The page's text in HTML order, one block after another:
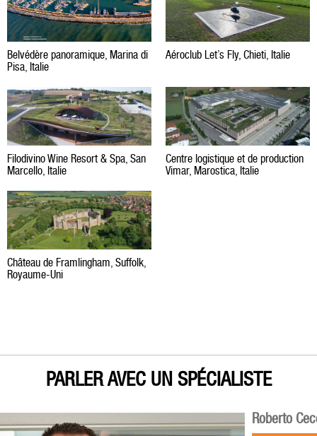
Belvédère panoramique, Marina di
Pisa, Italie
Aéroclub Let’s Fly, Chieti, Italie
Filodivino Wine Resort & Spa, San
Marcello, Italie
Centre logistique et de production
Vimar, Marostica, Italie
Château de Framlingham, Suffolk,
Royaume-Uni
PARLER AVEC UN SPÉCIALISTE
Roberto